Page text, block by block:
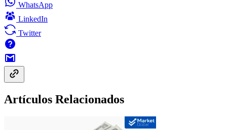
WhatsApp
LinkedIn
Twitter
Artículos Relacionados